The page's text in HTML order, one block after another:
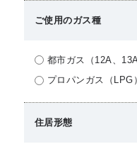
ご使用のガス種
都市ガス（12A、13A
プロパンガス（LPG）
住居形態